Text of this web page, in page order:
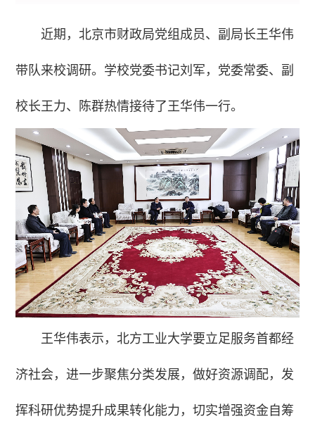
近期，北京市财政局党组成员、副局长王华伟
带队来校调研。学校党委书记刘军，党委常委、副
校长王力、陈群热情接待了王华伟一行。
王华伟表示，北方工业大学要立足服务首都经
济社会，进一步聚焦分类发展，做好资源调配，发
挥科研优势提升成果转化能力，切实增强资金自筹